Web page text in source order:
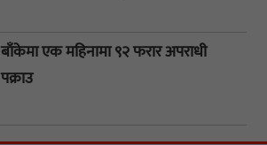
बाँकेमा एक महिनामा ९२ फरार अपराधी
पक्राउ